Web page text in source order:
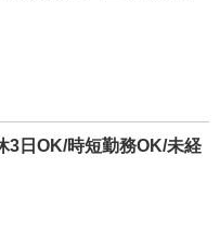
3日OK/時短勤務OK/未経